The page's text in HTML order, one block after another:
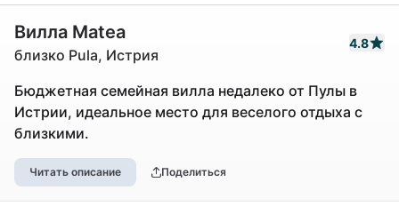
Вилла Matea
близко Pula, Истрия
4.8
Бюджетная семейная вилла недалеко от Пулы в
Истрии, идеальное место для веселого отдыха с
близкими.
Читать описание Поделиться